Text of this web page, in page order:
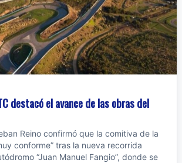
destacó el avance de las obras del
Reino confirmó que la comitiva de la
conforme” tras la nueva recorrida
“Juan Manuel Fangio”, donde se